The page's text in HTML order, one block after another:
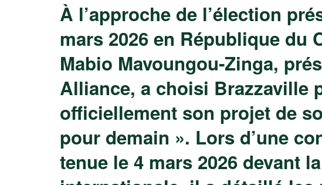
À l’approche de l’élection
mars 2026 en République du
Mabio Mavoungou‑Zinga,
Alliance, a choisi Brazzaville
officiellement son projet de
pour demain ». Lors d’une
tenue le 4 mars 2026 devant